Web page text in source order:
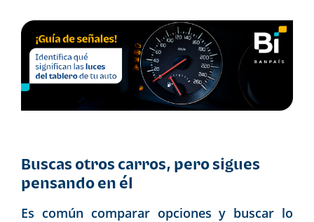
Buscas otros carros, pero sigues
pensando en él
Es común comparar opciones y buscar lo